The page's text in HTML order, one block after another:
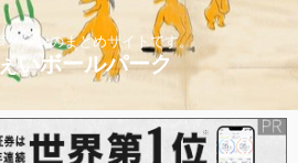
メインのまとめサイトです。
いボールパーク